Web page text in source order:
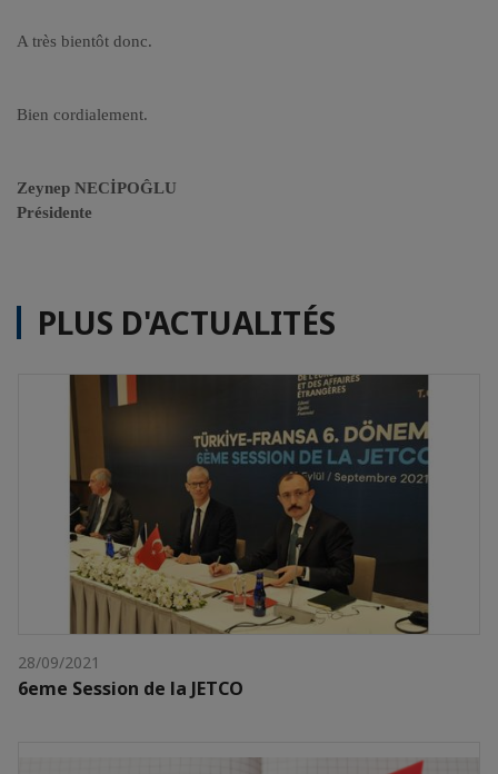
A très bientôt donc.
Bien cordialement.
Zeynep NECİPOĜLU
Présidente
PLUS D'ACTUALITÉS
28/09/2021
6eme Session de la JETCO